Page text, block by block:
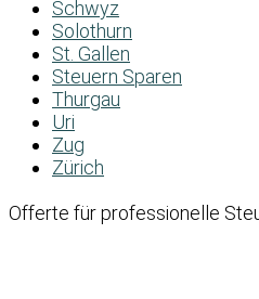
Schwyz
Solothurn
St. Gallen
Steuern Sparen
Thurgau
Uri
Zug
Zürich
Offerte für professionelle